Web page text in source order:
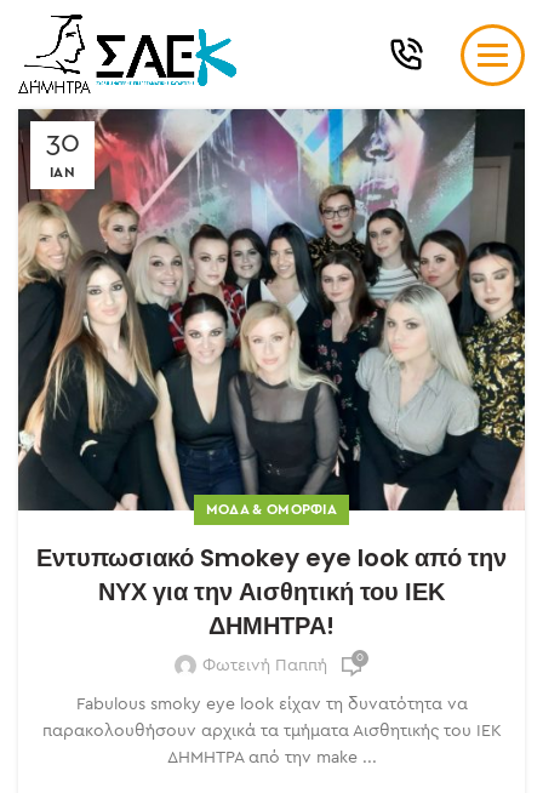
30
ΙΑΝ
ΜΌΔΑ & ΟΜΟΡΦΙΆ
Εντυπωσιακό Smokey eye look από την
ΝΥΧ για την Αισθητική του ΙΕΚ
ΔΗΜΗΤΡΑ!
Φωτεινή Παππή 0
Fabulous smoky eye look είχαν τη δυνατότητα να
παρακολουθήσουν αρχικά τα τμήματα Αισθητικής του ΙΕΚ
ΔΗΜΗΤΡΑ από την make ...